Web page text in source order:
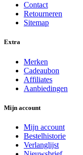
Contact
Retourneren
Sitemap
Extra
Merken
Cadeaubon
Affiliates
Aanbiedingen
Mijn account
Mijn account
Bestelhistorie
Verlanglijst